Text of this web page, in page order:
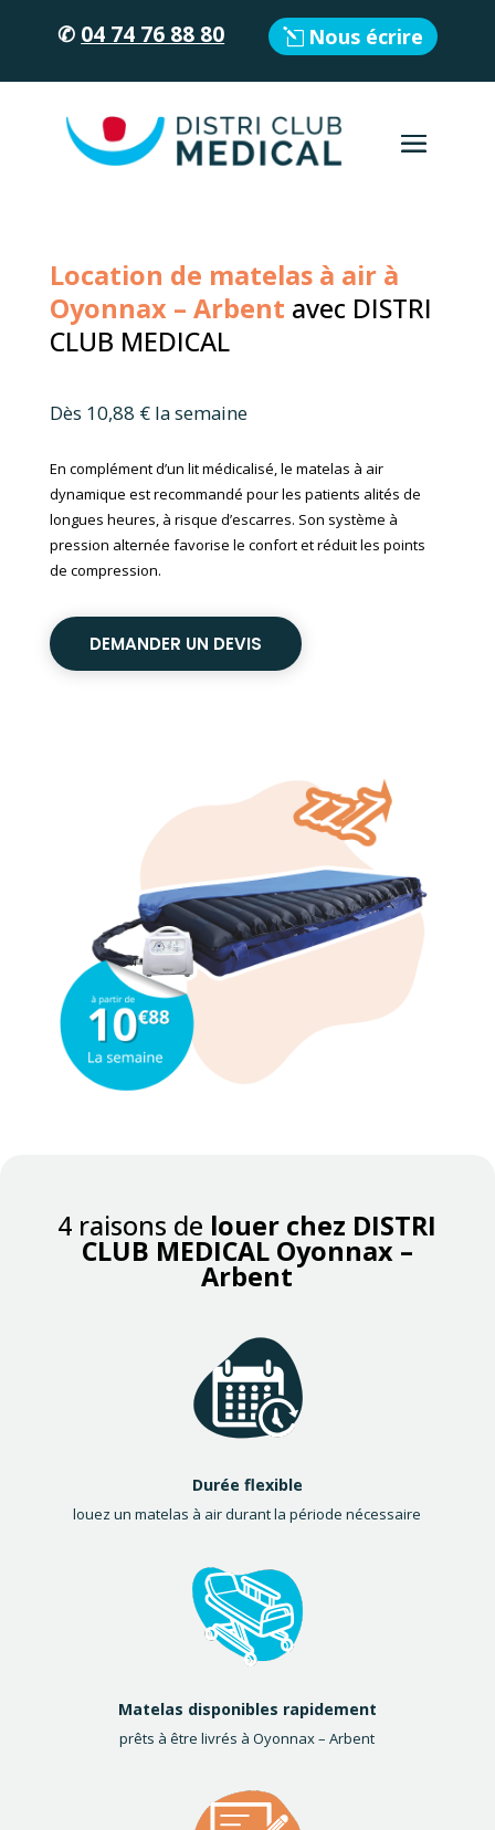
✆ 04 74 76 88 80 Nous écrire
Location de matelas à air à
Oyonnax – Arbent avec DISTRI
CLUB MEDICAL
Dès 10,88 € la semaine
En complément d’un lit médicalisé, le matelas à air
dynamique est recommandé pour les patients alités de
longues heures, à risque d’escarres. Son système à
pression alternée favorise le confort et réduit les points
de compression.
DEMANDER UN DEVIS
4 raisons de louer chez DISTRI
CLUB MEDICAL Oyonnax –
Arbent
Durée flexible
louez un matelas à air durant la période nécessaire
Matelas disponibles rapidement
prêts à être livrés à Oyonnax – Arbent